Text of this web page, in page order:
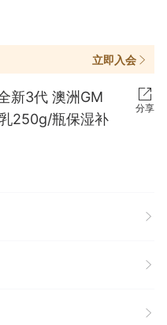
立即入会
新3代 澳洲GM
250g/瓶保湿补
分享